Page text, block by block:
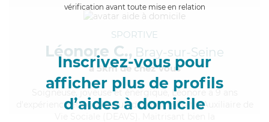
vérification avant toute mise en relation
Inscrivez-vous pour
afficher plus de profils
d’aides à domicile
SPORTIVE
Léonore C., Bray-sur-Seine
à 5km de chez Vous
, joyeuse et énergique, Léonore a 9 ans
d'expérience et possède un diplôme d'État d'Auxiliaire de